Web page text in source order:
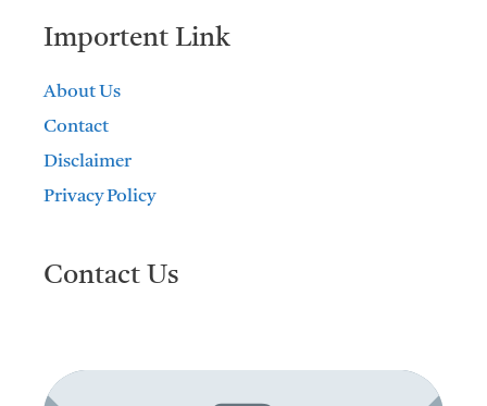
Importent Link
About Us
Contact
Disclaimer
Privacy Policy
Contact Us